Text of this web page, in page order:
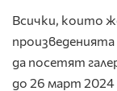
Всички, които
да посетят
до 26 март 2024